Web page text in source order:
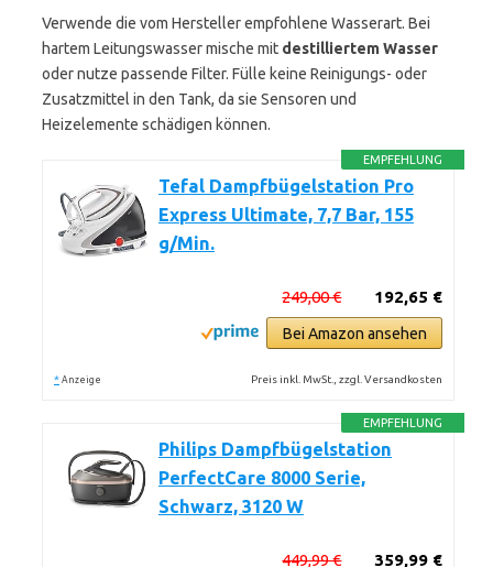
Verwende die vom Hersteller empfohlene Wasserart. Bei
hartem Leitungswasser mische mit destilliertem Wasser
oder nutze passende Filter. Fülle keine Reinigungs- oder
Zusatzmittel in den Tank, da sie Sensoren und
Heizelemente schädigen können.
EMPFEHLUNG
Tefal Dampfbügelstation Pro
Express Ultimate, 7,7 Bar, 155
g/Min.
192,65 €
249,00 €
Bei Amazon ansehen
* Anzeige Preis inkl. MwSt., zzgl. Versandkosten
EMPFEHLUNG
Philips Dampfbügelstation
PerfectCare 8000 Serie,
Schwarz, 3120 W
359,99 €
449,99 €